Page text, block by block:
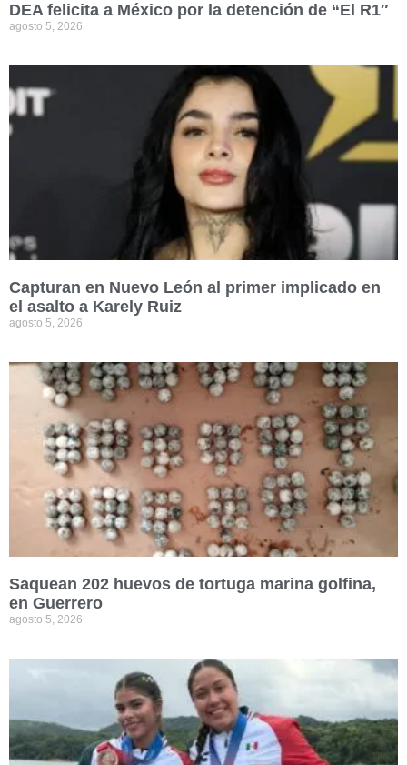
DEA felicita a México por la detención de “El R1″
agosto 5, 2026
Capturan en Nuevo León al primer implicado en
el asalto a Karely Ruiz
agosto 5, 2026
Saquean 202 huevos de tortuga marina golfina,
en Guerrero
agosto 5, 2026